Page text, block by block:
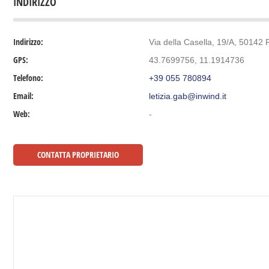
Indirizzo: Via della Casella, 19/A, 50142
GPS: 43.7699756, 11.1914736
Telefono: +39 055 780894
Email: letizia.gab@inwind.it
Web: -
CONTATTA PROPRIETARIO